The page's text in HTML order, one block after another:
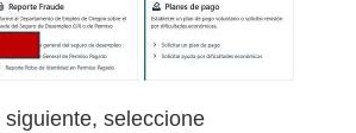
seleccione